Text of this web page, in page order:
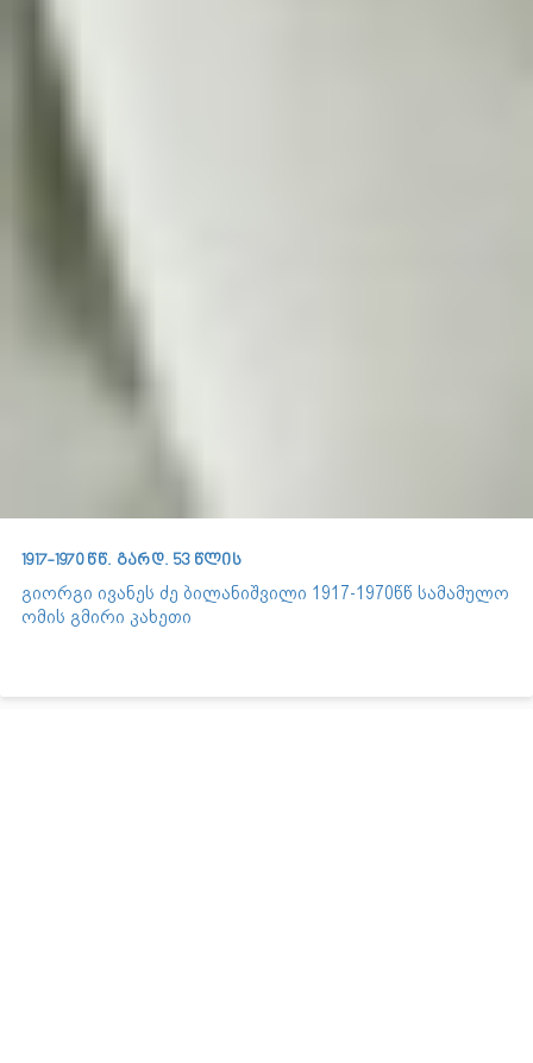
1917-1970 წწ. გარდ. 53 წლის
გიორგი ივანეს ძე ბილანიშვილი 1917-1970წწ სამამულო
ომის გმირი კახეთი